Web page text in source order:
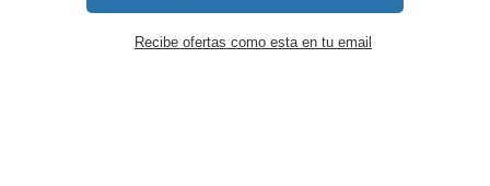
Recibe ofertas como esta en tu email